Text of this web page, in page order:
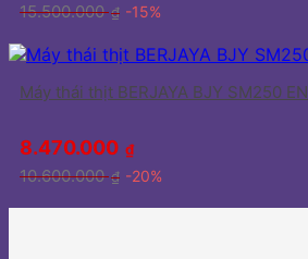
15.500.000₫ -15%
Máy thái thịt BERJAYA BJY SM250 EN
8.470.000 ₫
10.600.000₫ -20%